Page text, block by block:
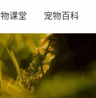
课堂 宠物百科